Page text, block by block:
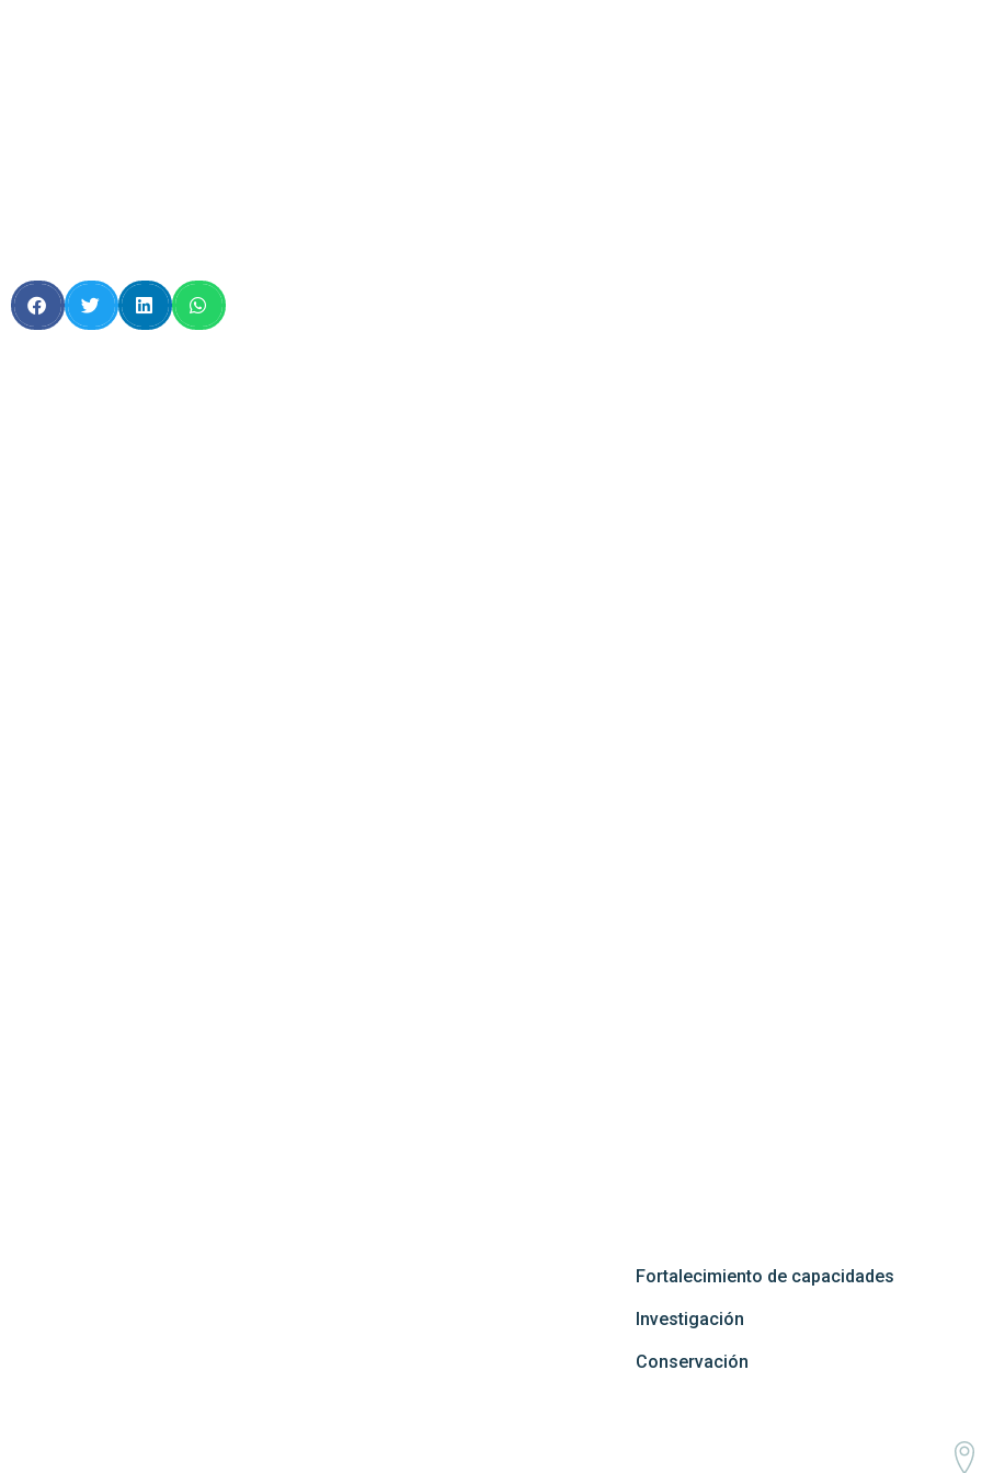
Fortalecimiento de capacidades
Investigación
Conservación